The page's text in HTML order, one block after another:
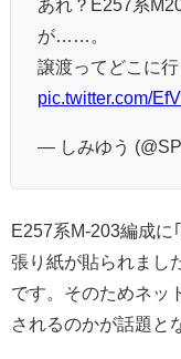
あれ？E257系
が……。
譲渡ってどこに行
pic.twitter.com/
— しみゆう
E257系M-203編成に
張り紙が貼られまし
です。そのためネッ
されるのかが話題と